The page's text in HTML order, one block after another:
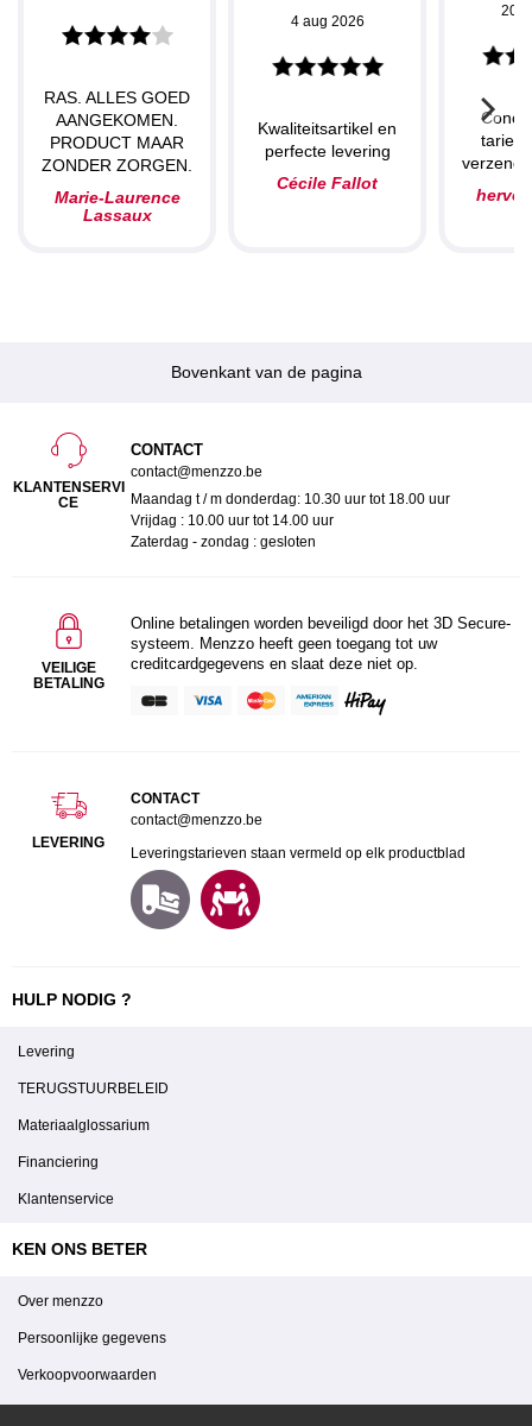
RAS. ALLES GOED
AANGEKOMEN.
PRODUCT MAAR
ZONDER ZORGEN.
Marie-Laurence
Lassaux
4 aug 2026
Kwaliteitsartikel en
perfecte levering
Cécile Fallot
20
herve
Bovenkant van de pagina
KLANTENSERVI
CE
CONTACT
contact@menzzo.be
Maandag t / m donderdag: 10.30 uur tot 18.00 uur
Vrijdag : 10.00 uur tot 14.00 uur
Zaterdag - zondag : gesloten
VEILIGE
BETALING
Online betalingen worden beveiligd door het 3D Secure-
systeem. Menzzo heeft geen toegang tot uw
creditcardgegevens en slaat deze niet op.
LEVERING
CONTACT
contact@menzzo.be
Leveringstarieven staan vermeld op elk productblad
HULP NODIG ?
Levering
TERUGSTUURBELEID
Materiaalglossarium
Financiering
Klantenservice
KEN ONS BETER
Over menzzo
Persoonlijke gegevens
Verkoopvoorwaarden